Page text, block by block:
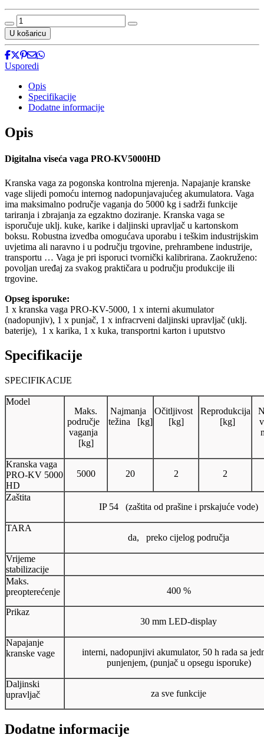
Digitalna
viseća
vaga
PRO-
KV5000HD
količina
U košaricu
Usporedi
Opis
Specifikacije
Dodatne informacije
Opis
Digitalna viseća vaga PRO-KV5000HD
Kranska vaga za pogonska kontrolna mjerenja. Napajanje kranske
vage slijedi pomoću internog nadopunjavajućeg akumulatora. Vaga
ima maksimalno područje vaganja do 5000 kg i sadrži funkcije
tariranja i zbrajanja za egzaktno doziranje. Kranska vaga se
isporučuje uklj. kuke, karike i daljinski upravljač u kartonskom
boksu. Robustna izvedba omogućava uporabu i teškim industrijskim
uvjetima ali naravno i u području trgovine, prehrambene industrije,
transportu … Vaga je pri isporuci tvornički kalibrirana. Zaokruženo:
povoljan uređaj za svakog praktičara u području produkcije ili
trgovine.
Opseg isporuke:
1 x kranska vaga PRO-KV-5000, 1 x interni akumulator
(nadopunjiv), 1 x punjač, 1 x infracrveni daljinski upravljač (uklj.
baterije), 1 x karika, 1 x kuka, transportni karton i uputstvo
Specifikacije
SPECIFIKACIJE
Model
Maks.
područje
vaganja
[kg]
Najmanja
težina [kg]
Očitljivost
[kg]
Reprodukcija
[kg]
Kranska vaga
PRO-KV 5000
HD
5000 20 2 2
Zaštita
IP 54 (zaštita od prašine i prskajuće vode)
TARA
da, preko cijelog područja
Vrijeme
stabilizacije
Maks.
preopterećenje
400 %
Prikaz
30 mm LED-display
Napajanje
kranske vage
interni, nadopunjivi akumulator, 50 h rada sa
punjenjem, (punjač u opsegu isporuke)
Daljinski
upravljač
za sve funkcije
Dodatne informacije